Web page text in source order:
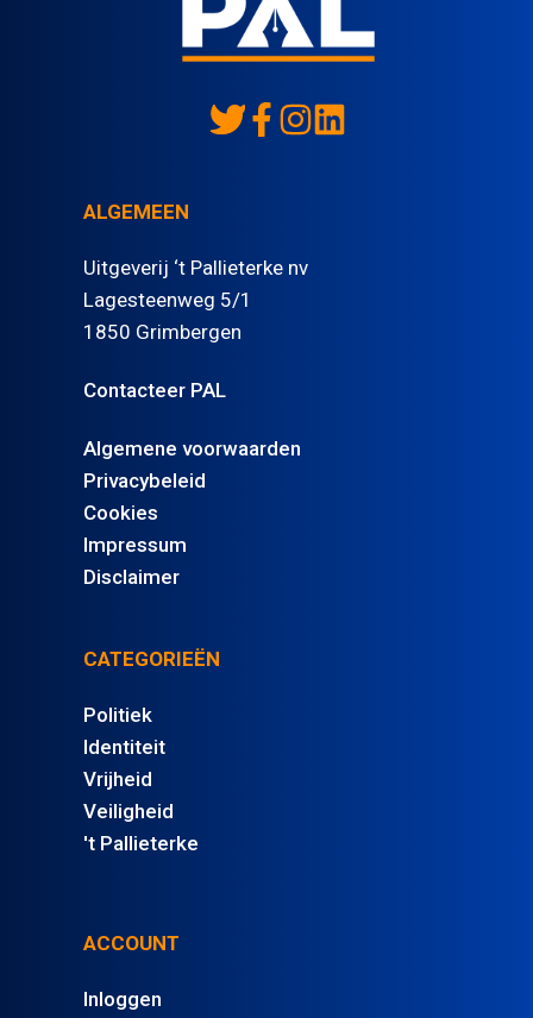
ALGEMEEN
Uitgeverij ‘t Pallieterke nv
Lagesteenweg 5/1
1850 Grimbergen
Contacteer PAL
Algemene voorwaarden
Privacybeleid
Cookies
Impressum
Disclaimer
CATEGORIEËN
Politiek
Identiteit
Vrijheid
Veiligheid
't Pallieterke
ACCOUNT
Inloggen